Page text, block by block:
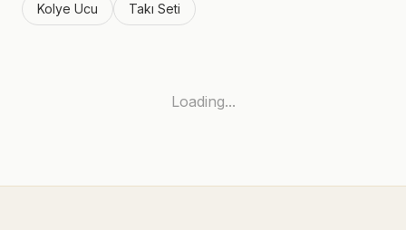
Kolye Ucu Takı Seti
Loading...